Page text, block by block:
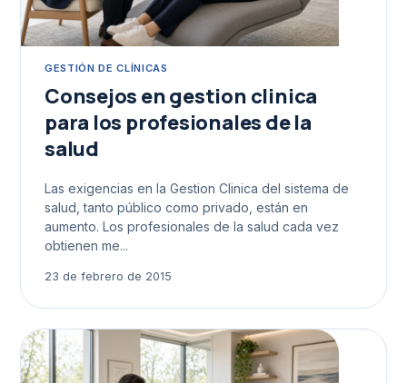
GESTIÓN DE CLÍNICAS
Consejos en gestion clinica
para los profesionales de la
salud
Las exigencias en la Gestion Clinica del sistema de
salud, tanto público como privado, están en
aumento. Los profesionales de la salud cada vez
obtienen me...
23 de febrero de 2015